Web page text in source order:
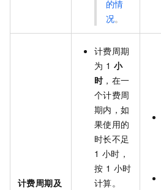
的情
况。
计费周期及
计费周期
为 1 小
时 ，在一
个计费周
期内，如
果使用的
时长不足
1 小时，
按 1 小时
计算。